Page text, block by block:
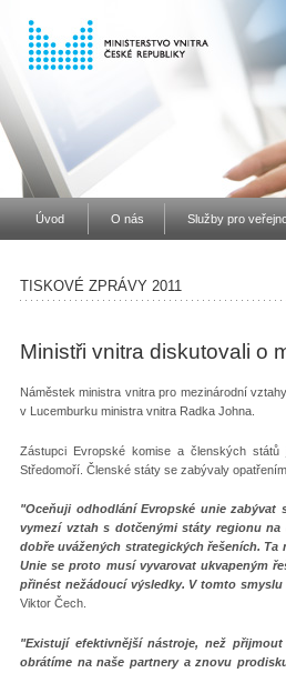
Úvod O nás Služby pro
TISKOVÉ ZPRÁVY 2011
Ministři vnitra diskutovali o
Náměstek ministra vnitra pro mezinárodní
v Lucemburku ministra vnitra Radka Johna.
Zástupci Evropské komise a členských
Středomoří. Členské státy se zabývaly
"Oceňuji odhodlání Evropské unie zabývat
vymezí vztah s dotčenými státy regionu
dobře uvážených strategických řešeních.
Unie se proto musí vyvarovat ukvapeným
přinést nežádoucí výsledky. V tomto
Viktor Čech.
"Existují efektivnější nástroje, než
obrátíme na naše partnery a znovu